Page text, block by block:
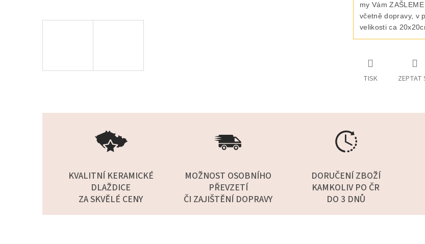
my Vám
včetně dopravy, v
velikosti ca
TISK ZEPTAT
KVALITNÍ KERAMICKÉ
DLAŽDICE
ZA SKVĚLÉ CENY
MOŽNOST OSOBNÍHO
PŘEVZETÍ
ČI ZAJIŠTĚNÍ DOPRAVY
DORUČENÍ ZBOŽÍ
KAMKOLIV PO ČR
DO 3 DNŮ